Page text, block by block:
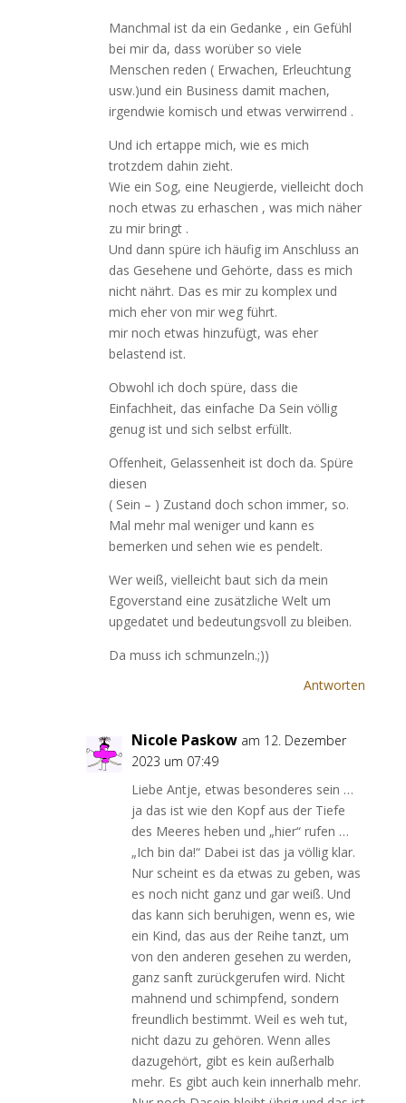
Manchmal ist da ein Gedanke , ein Gefühl
bei mir da, dass worüber so viele
Menschen reden ( Erwachen, Erleuchtung
usw.)und ein Business damit machen,
irgendwie komisch und etwas verwirrend .
Und ich ertappe mich, wie es mich
trotzdem dahin zieht.
Wie ein Sog, eine Neugierde, vielleicht doch
noch etwas zu erhaschen , was mich näher
zu mir bringt .
Und dann spüre ich häufig im Anschluss an
das Gesehene und Gehörte, dass es mich
nicht nährt. Das es mir zu komplex und
mich eher von mir weg führt.
mir noch etwas hinzufügt, was eher
belastend ist.
Obwohl ich doch spüre, dass die
Einfachheit, das einfache Da Sein völlig
genug ist und sich selbst erfüllt.
Offenheit, Gelassenheit ist doch da. Spüre
diesen
( Sein – ) Zustand doch schon immer, so.
Mal mehr mal weniger und kann es
bemerken und sehen wie es pendelt.
Wer weiß, vielleicht baut sich da mein
Egoverstand eine zusätzliche Welt um
upgedatet und bedeutungsvoll zu bleiben.
Da muss ich schmunzeln.;))
Antworten
Nicole Paskow am 12. Dezember
2023 um 07:49
Liebe Antje, etwas besonderes sein …
ja das ist wie den Kopf aus der Tiefe
des Meeres heben und „hier“ rufen …
„Ich bin da!“ Dabei ist das ja völlig klar.
Nur scheint es da etwas zu geben, was
es noch nicht ganz und gar weiß. Und
das kann sich beruhigen, wenn es, wie
ein Kind, das aus der Reihe tanzt, um
von den anderen gesehen zu werden,
ganz sanft zurückgerufen wird. Nicht
mahnend und schimpfend, sondern
freundlich bestimmt. Weil es weh tut,
nicht dazu zu gehören. Wenn alles
dazugehört, gibt es kein außerhalb
mehr. Es gibt auch kein innerhalb mehr.